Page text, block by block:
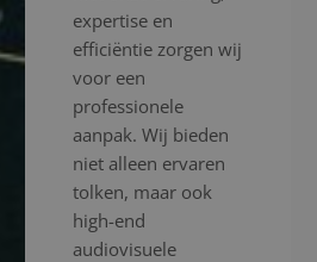
expertise en
efficiëntie zorgen wij
voor een
professionele
aanpak. Wij bieden
niet alleen ervaren
tolken, maar ook
high-end
audiovisuele